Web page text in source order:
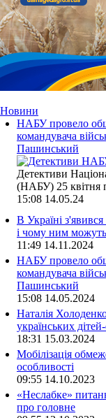
Новини
НАБУ провело
командувача
Пашинський
Детективи
(НАБУ) 25 квітня
15:08 14.05.24
В Україні
і чому ним
11:49 14.11.2024
НАБУ провело
командувача
Пашинський
15:08 14.05.2024
Наталія
українських
18:31 15.03.2024
Мобілізація
особливості
09:55 14.10.2023
«Неслабке»
про головне